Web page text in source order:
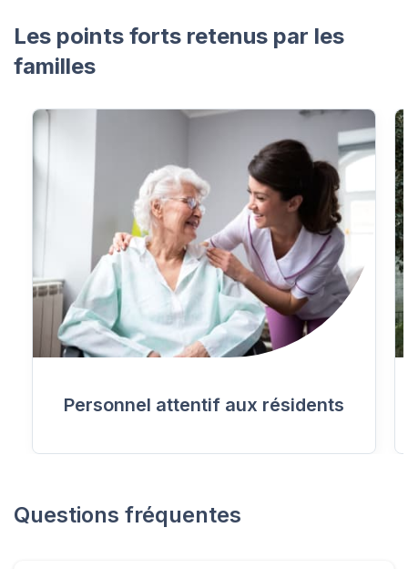
Les points forts retenus par les
familles
Personnel attentif aux résidents
Questions fréquentes